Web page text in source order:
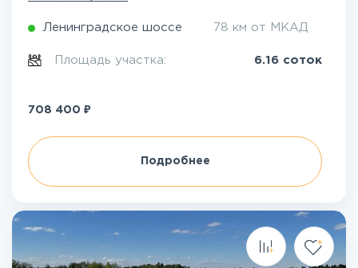
Ленинградское шоссе 78 км от МКАД
Площадь участка: 6.16 соток
708 400 ₽
Подробнее